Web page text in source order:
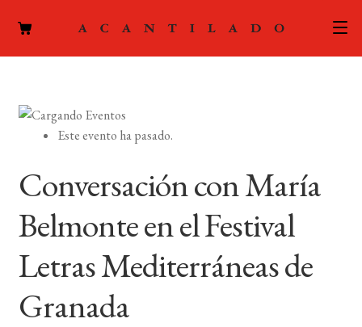
PODCAST
LA EDITORIAL
FOREIGN RIGHTS
Este evento ha pasado.
Conversación con María
Belmonte en el Festival
Letras Mediterráneas de
Granada